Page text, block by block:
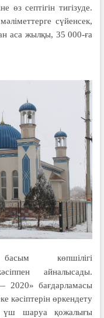
өз септігін тигізуде.
сүйенсек,
аса жылқы, 35 000-ға
көпшілігі
айналысады.
2020» бағдарламасы
кәсіптерін өр­кендету
шаруа қожалығы